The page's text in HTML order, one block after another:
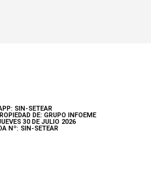
SIN-SETEAR
DE: GRUPO INFOEME
30 DE JULIO 2026
Nº: SIN-SETEAR